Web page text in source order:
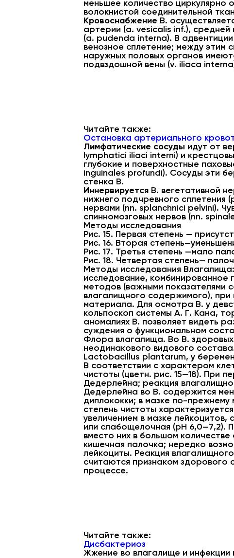
меньшее количество циркулярно
волокнистой соединительной
Кровоснабжение В.
артерии (a. vesicalis inf.),
(a. pudenda interna). В
венозное сплетение; между этим
наружных половых органов
подвздошной вены (v. iliaca
Читайте также:
Остановка артериального
Лимфатические сосуды идут от
lymphatici iliaci interni) и
глубокие и поверхностные
inguinales profundi). Сосуды эти
стенка В.
Иннервируется В. вегетативной
нижнего подчревного сплетения
нервами (nn. splanchnici pelvini).
спинномозговых нервов (nn.
Методы исследования
Рис. 15. Первая степень —
Рис. 16. Вторая
Рис. 17. Третья степень —мало
Рис. 18. Четвертая степень—
Методы исследования
исследование,
методов (важными показателями
влагалищного содержимого), при
материала. Для осмотра В. у
кольпоскоп системы А. Г. Кана,
аномалиях В. позволяет видеть
суждения о функциональном
Флора влагалища. Во В.
неодинакового видового
Lactobacillus plantarum, у
В соответствии с характером
чистоты (цветн. рис. 15—18). При
Дедерлейна; реакция
Дедерлейна во В. содержится
диплококки; в мазке по-
степень чистоты
увеличением в мазке
или слабощелочная (pH 6,0—7,2).
вместо них в большом
кишечная палочка; нередко
лейкоциты. Реакция
считаются признаком здорового
процессе.
Читайте также:
Дисбактериоз
Жжение во влагалище и инфекции